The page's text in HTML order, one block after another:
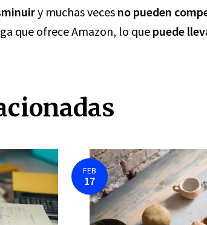
y muchas veces no pueden
que ofrece Amazon, lo quepuede
FEB
17